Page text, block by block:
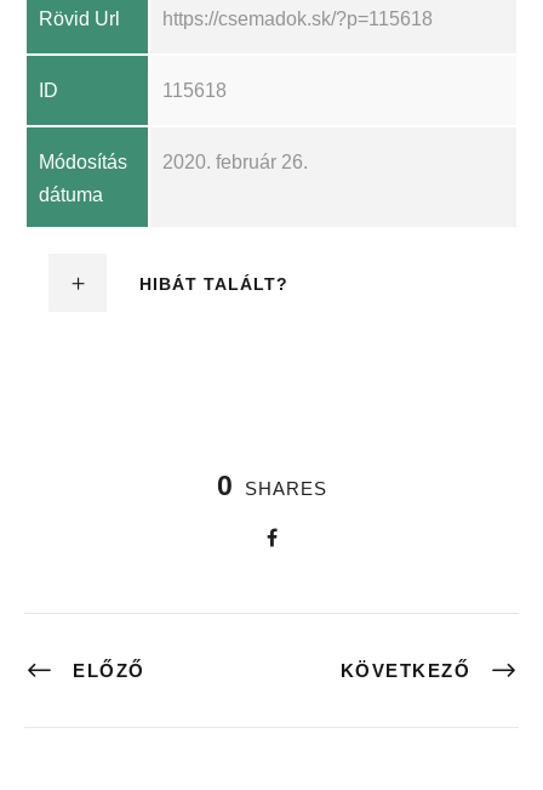
Rövid Url https://csemadok.sk/?p=115618
ID 115618
Módosítás
dátuma
2020. február 26.
HIBÁT TALÁLT?
0 SHARES
ELŐZŐ KÖVETKEZŐ